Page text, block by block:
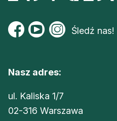
Śledź nas!
Nasz adres:
ul. Kaliska 1/7
02-316 Warszawa